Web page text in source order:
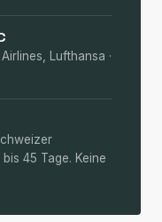
Lufthansa ·
45 Tage. Keine